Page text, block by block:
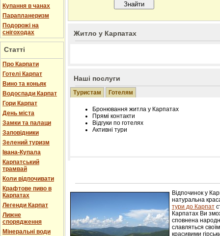
Купання в чанах
Парапланеризм
Подорожі на
снігоходах
Статті
Про Карпати
Готелі Карпат
Вино та коньяк
Водоспади Карпат
Гори Карпат
День міста
Замки та палаци
Заповідники
Зелений туризм
Івана-Купала
Карпатський
трамвай
Коли відпочивати
Крафтове пиво в
Карпатах
Легенди Карпат
Лижне
спорядження
Мінеральні води
Житло у Карпатах
Наші послуги
Туристам Готелям
Бронювання житла у Карпатах
Прямі контакти
Відгуки по готелях
Активні тури
Лічільник відвідувачів
Відпочинок у
натуральна
тури до Карпат
Карпатах Ви
сповнена
славляться
красивими